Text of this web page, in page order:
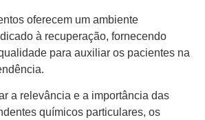
oferecem um ambiente
à recuperação, fornecendo
para auxiliar os pacientes na
a relevância e a importância das
químicos particulares, os